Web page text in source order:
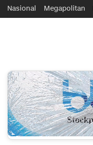
ifakta.co
#pastibenar
Nasional Megapolitan